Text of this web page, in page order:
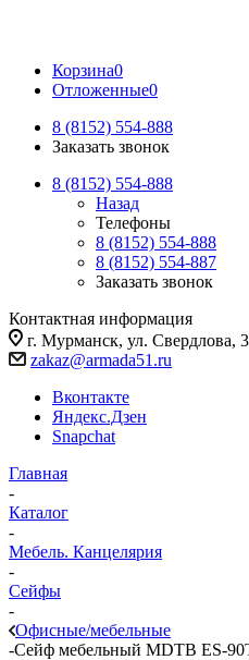
Корзина0
Отложенные0
8 (8152) 554-888
Заказать звонок
8 (8152) 554-888
Назад
Телефоны
8 (8152) 554-888
8 (8152) 554-887
Заказать звонок
Контактная информация
г. Мурманск, ул. Свердлова,
zakaz@armada51.ru
Вконтакте
Яндекс.Дзен
Snapchat
Главная
-
Каталог
-
Мебель. Канцелярия
-
Сейфы
-
Офисные/мебельные
-Сейф мебельный MDTB ES-